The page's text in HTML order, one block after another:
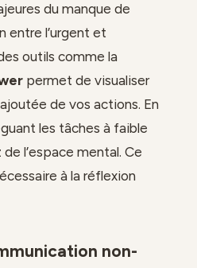
du manque de
entre l’urgent et
outils comme la
permet de visualiser
de vos actions. En
les tâches à faible
l’espace mental. Ce
à la réflexion
non-